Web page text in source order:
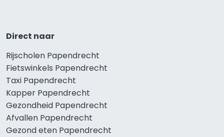
Direct naar
Rijscholen Papendrecht
Fietswinkels Papendrecht
Taxi Papendrecht
Kapper Papendrecht
Gezondheid Papendrecht
Afvallen Papendrecht
Gezond eten Papendrecht